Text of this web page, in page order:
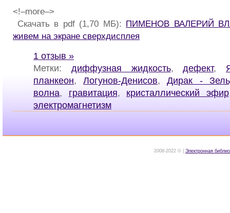
<!–more–>
Скачать в pdf (1,70 МБ): ПИМЕНОВ ВАЛЕРИЙ
живем на экране сверхдисплея
1 отзыв »
Метки: диффузная жидкость,дефект,
планкеон,Логунов-Денисов,Дирак -
волна, гравитация, кристаллический эфир
электромагнетизм
2008-2022 © | Электронная